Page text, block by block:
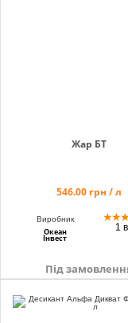
Жар БТ
546.00 грн / л
Виробник
Океан
Інвест
★★
1
Під